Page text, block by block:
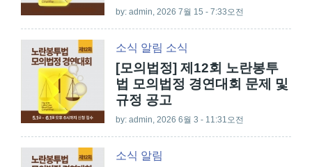
by: admin , 2026 7월 15 - 7:33오전
소식 알림 소식
[모의법정] 제12회 노란봉투
법 모의법정 경연대회 문제 및
규정 공고
by: admin , 2026 6월 3 - 11:31오전
소식 알림